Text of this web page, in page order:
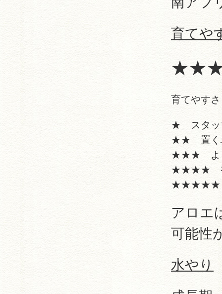
育てや
育てやす
★ スタッ
★★ 置く
★★★ よ
★★★★ 初
★★★★★
アロエ
可能性
水やり